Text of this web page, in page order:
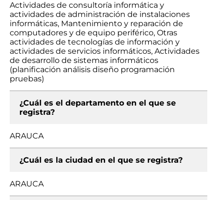
Actividades de consultoría informática y
actividades de administración de instalaciones
informáticas, Mantenimiento y reparación de
computadores y de equipo periférico, Otras
actividades de tecnologías de información y
actividades de servicios informáticos, Actividades
de desarrollo de sistemas informáticos
(planificación análisis diseño programación
pruebas)
¿Cuál es el departamento en el que se
registra?
ARAUCA
¿Cuál es la ciudad en el que se registra?
ARAUCA